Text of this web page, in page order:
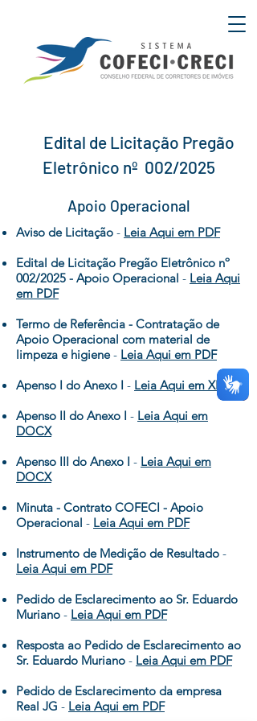
Edital de Licitação Pregão
Eletrônico nº 002/2025
Apoio Operacional
Aviso de Licitação - Leia Aqui em PDF
Edital de Licitação Pregão Eletrônico nº
002/2025 - Apoio Operacional - Leia Aqui
em PDF
Termo de Referência - Contratação de
Apoio Operacional com material de
limpeza e higiene- Leia Aqui em PDF
Apenso I do Anexo I - Leia Aqui em XLSX
Apenso II do Anexo I - Leia Aqui em
DOCX
Apenso III do Anexo I - Leia Aqui em
DOCX
Minuta - Contrato COFECI - Apoio
Operacional - Leia Aqui em PDF
Instrumento de Medição de Resultado -
Leia Aqui em PDF
Pedido de Esclarecimento ao Sr. Eduardo
Muriano - Leia Aqui em PDF
Resposta ao Pedido de Esclarecimento ao
Sr. Eduardo Muriano - Leia Aqui em PDF
Pedido de Esclarecimento da empresa
Real JG - Leia Aqui em PDF